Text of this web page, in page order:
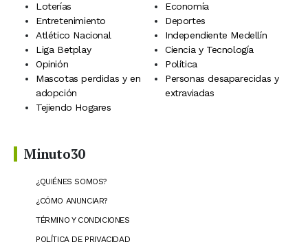
Loterías
Economía
Entretenimiento
Deportes
Atlético Nacional
Independiente Medellín
Liga Betplay
Ciencia y Tecnología
Opinión
Política
Mascotas perdidas y en
adopción
Personas desaparecidas y
extraviadas
Tejiendo Hogares
Minuto30
¿QUIÉNES SOMOS?
¿CÓMO ANUNCIAR?
TÉRMINO Y CONDICIONES
POLÍTICA DE PRIVACIDAD